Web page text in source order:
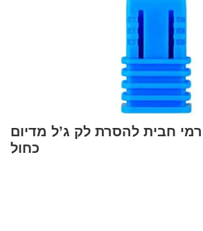
חבית להסרת לק ג’ל מדיום
כחול